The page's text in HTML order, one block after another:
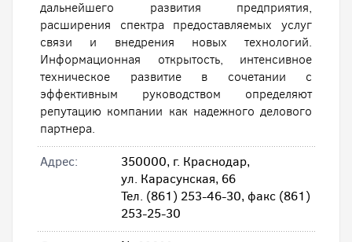
дальнейшего развития предприятия,
расширения спектра предоставляемых услуг
связи и внедрения новых технологий.
Информационная открытость, интенсивное
техническое развитие в сочетании с
эффективным руководством определяют
репутацию компании как надежного делового
партнера.
Адрес:
350000, г. Краснодар,
ул. Карасунская, 66
Тел. (861) 253-46-30, факс (861)
253-25-30